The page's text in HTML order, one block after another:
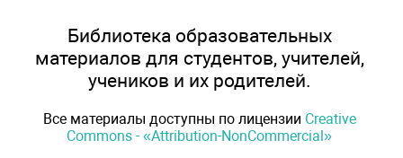
Библиотека образовательных
материалов для студентов, учителей,
учеников и их родителей.
Все материалы доступны по лицензии Creative
Commons - «Attribution-NonCommercial»